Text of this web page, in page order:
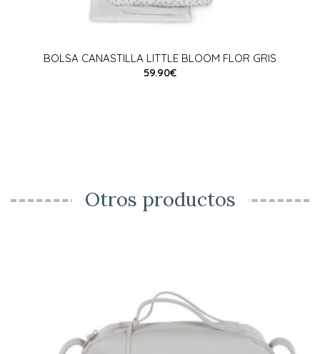
BOLSA CANASTILLA LITTLE BLOOM FLOR GRIS
59.90€
Otros productos